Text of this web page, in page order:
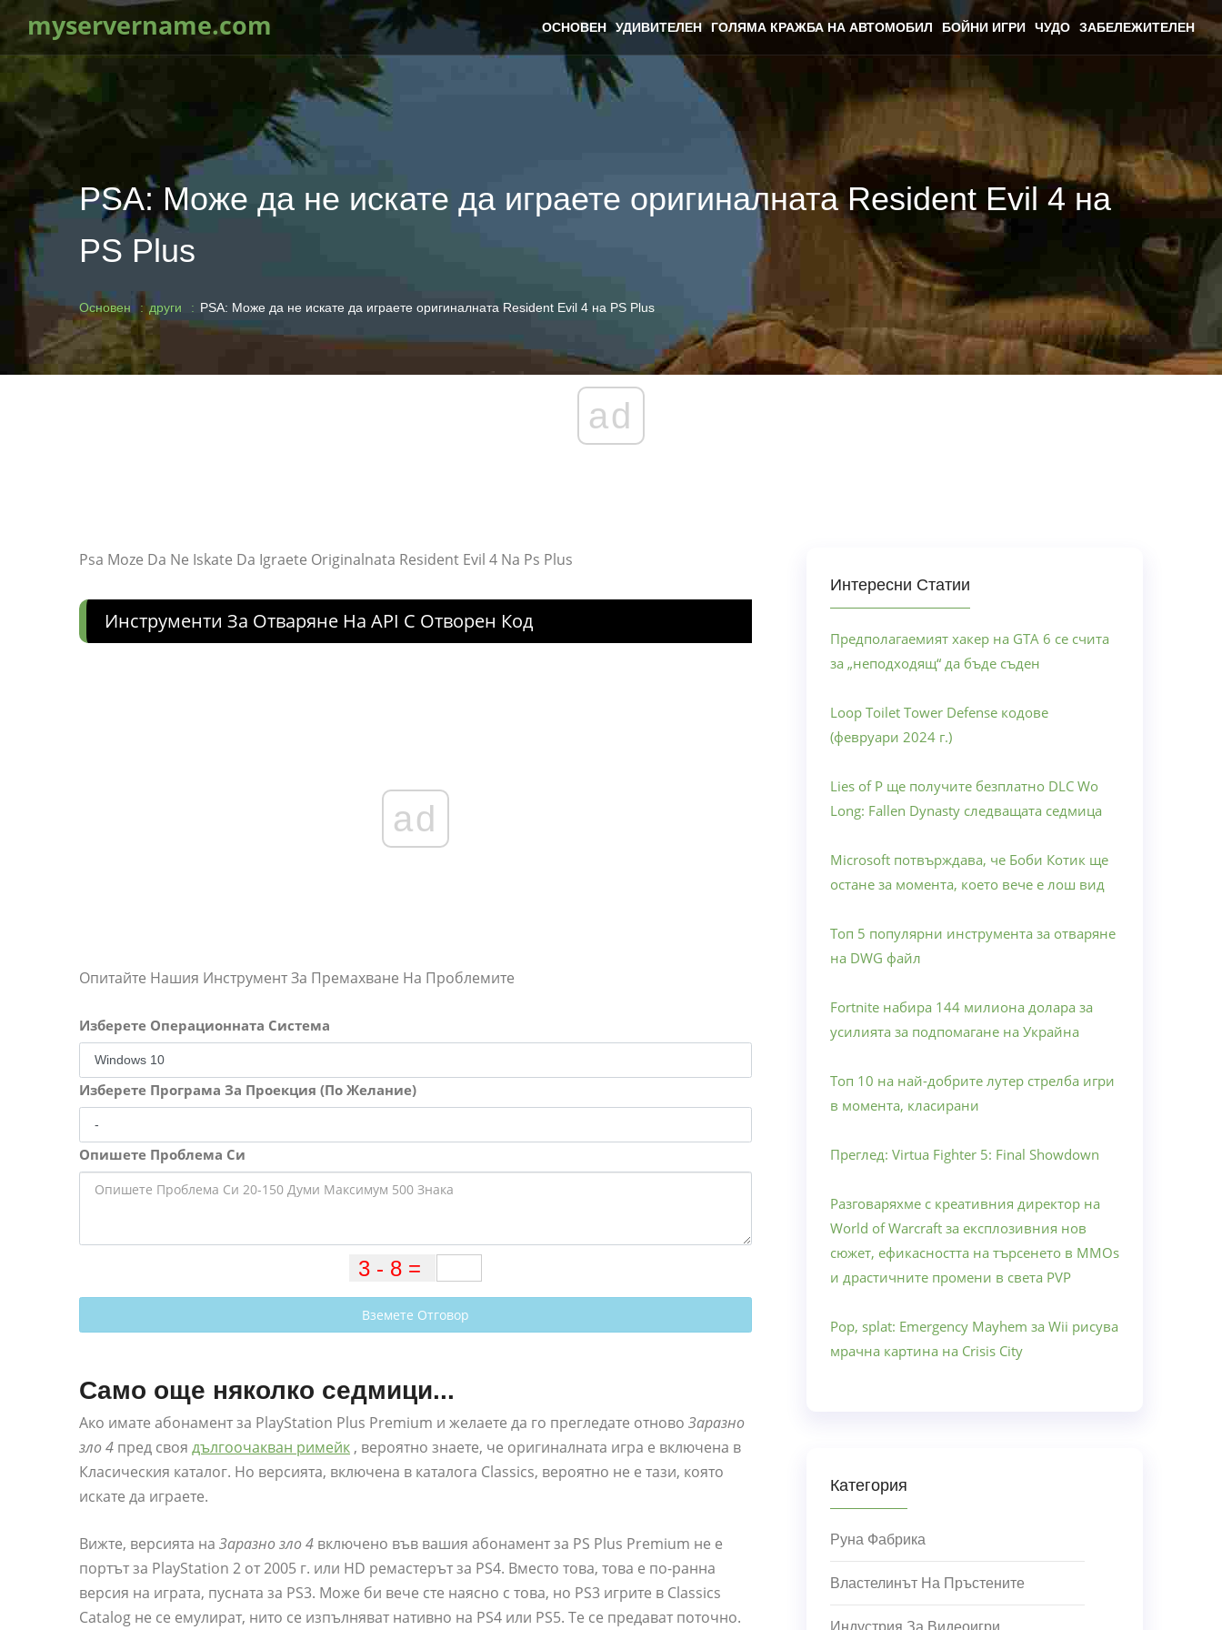
myservername.com ОСНОВЕН УДИВИТЕЛЕН ГОЛЯМА КРАЖБА НА АВТОМОБИЛ БОЙНИ ИГРИ ЧУДО ЗАБЕЛЕЖИТЕЛЕН
PSA: Може да не искате да играете оригиналната Resident Evil 4 на
PS Plus
Основен други PSA: Може да не искате да играете оригиналната Resident Evil 4 на PS Plus
ad
Psa Moze Da Ne Iskate Da Igraete Originalnata Resident Evil 4 Na Ps Plus
Инструменти За Отваряне На API С Отворен Код
ad
Опитайте Нашия Инструмент За Премахване На Проблемите
Изберете Операционната Система
Изберете Програма За Проекция (По Желание)
Опишете Проблема Си
Вземете Отговор
Само още няколко седмици...
Ако имате абонамент за PlayStation Plus Premium и желаете да го прегледате отново Заразно
зло 4 пред своя дългоочакван римейк , вероятно знаете, че оригиналната игра е включена в
Класическия каталог. Но версията, включена в каталога Classics, вероятно не е тази, която
искате да играете.
Вижте, версията на Заразно зло 4 включено във вашия абонамент за PS Plus Premium не е
портът за PlayStation 2 от 2005 г. или HD ремастерът за PS4. Вместо това, това е по-ранна
версия на играта, пусната за PS3. Може би вече сте наясно с това, но PS3 игрите в Classics
Catalog не се емулират, нито се изпълняват нативно на PS4 или PS5. Те се предават поточно.
Интересни Статии
Предполагаемият хакер на GTA 6 се счита
за „неподходящ“ да бъде съден
Loop Toilet Tower Defense кодове
(февруари 2024 г.)
Lies of P ще получите безплатно DLC Wo
Long: Fallen Dynasty следващата седмица
Microsoft потвърждава, че Боби Котик ще
остане за момента, което вече е лош вид
Топ 5 популярни инструмента за отваряне
на DWG файл
Fortnite набира 144 милиона долара за
усилията за подпомагане на Украйна
Топ 10 на най-добрите лутер стрелба игри
в момента, класирани
Преглед: Virtua Fighter 5: Final Showdown
Разговаряхме с креативния директор на
World of Warcraft за експлозивния нов
сюжет, ефикасността на търсенето в MMOs
и драстичните промени в света PVP
Pop, splat: Emergency Mayhem за Wii рисува
мрачна картина на Crisis City
Категория
Руна Фабрика
Властелинът На Пръстените
Индустрия За Видеоигри